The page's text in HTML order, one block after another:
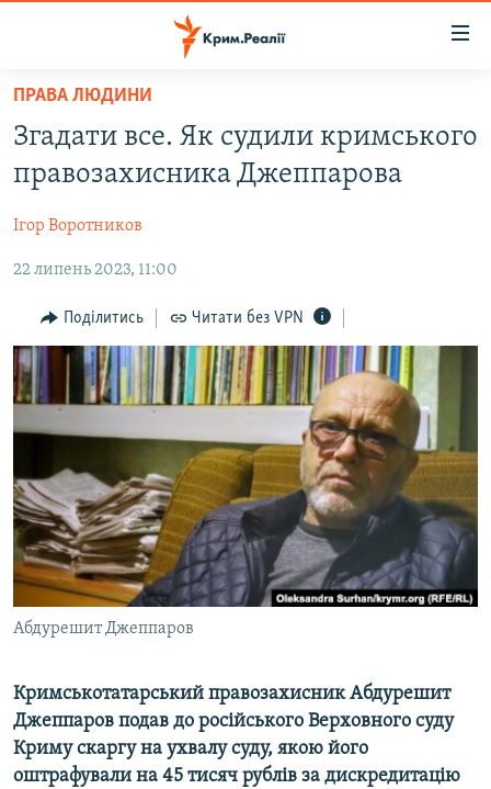
Перейти
основного
матеріалу
Перейти
до
навігації
Перейти
пошуку
ВОДА.КРИМ
ВІДЕО ТА ФОТО
ПОЛІТИКА
БЛОГИ
ПОГЛЯД
ІНТЕРВ'Ю
ВСЕ ЗА ДЕНЬ
СПЕЦПРОЕКТИ
ДЕПОРТАЦІЯ
ВІДЕОУРОКИ «ELIFBE»
СВІДЧЕННЯ ОКУПАЦІЇ
УКРАЇНСЬКА ПРОБЛЕМА КРИМУ
ІНФОГРАФІКА
ЯК ОБІЙТИ БЛОКУВАННЯ
Русский
Qırımtatar
ДОЛУЧАЙСЯ!
Усі сайти RFE/RL
ПРАВА ЛЮДИНИ
Згадати все. Як судили кримського
правозахисника Джеппарова
Ігор Воротников
22 липень 2023, 11:00
Поділитись Читати без VPN
Абдурешит Джеппаров
Кримськотатарський правозахисник Абдурешит
Джеппаров подав до російського Верховного суду
Криму скаргу на ухвалу суду, якою його
оштрафували на 45 тисяч рублів за дискредитацію